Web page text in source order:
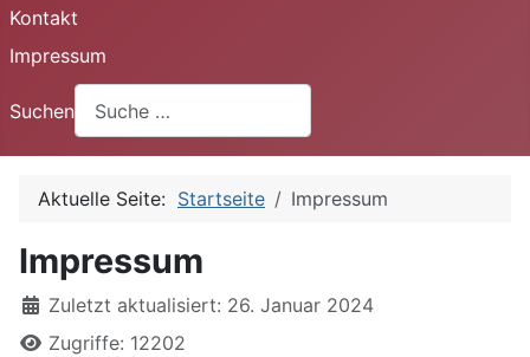
Kontakt
Impressum
Suchen
Aktuelle Seite: Startseite Impressum
Impressum
DetailsZuletzt aktualisiert: 26. Januar 2024
Zugriffe: 12202